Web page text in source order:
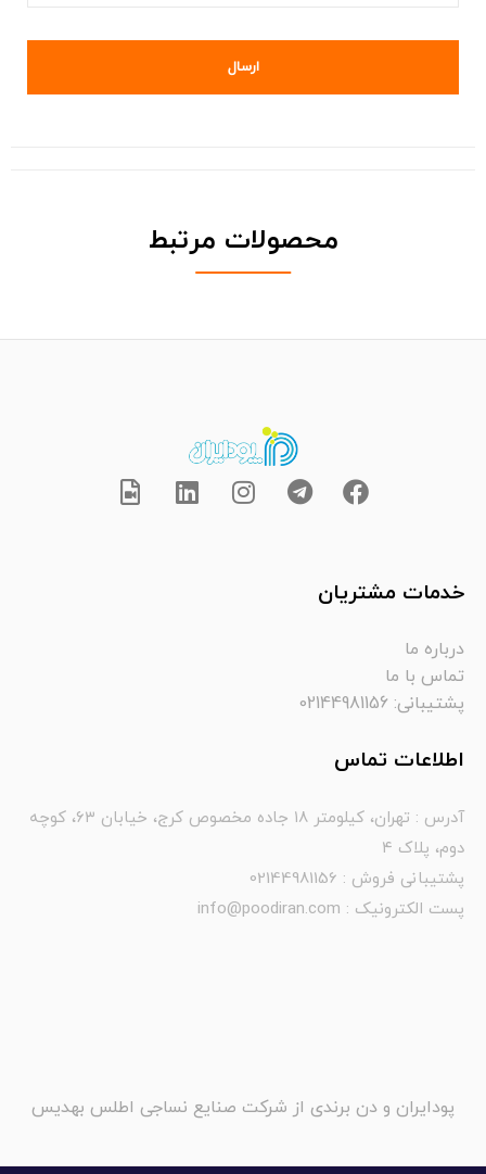
محصولات مرتبط
خدمات مشتریان
درباره ما
تماس با ما
پشتیبانی: 02144981156
اطلاعات تماس
آدرس : تهران، کیلومتر ۱۸ جاده مخصوص کرج، خیابان ۶۳، کوچه
دوم، پلاک ۴
پشتیبانی فروش : 02144981156
پست الکترونیک : info@poodiran.com
پودایران و دن برندی از شرکت صنایع نساجی اطلس بهدیس